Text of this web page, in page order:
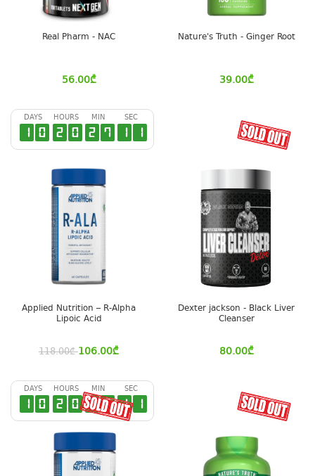
Real Pharm - NAC
56.00₾
Nature's Truth - Ginger Root
39.00₾
DAYS
1 0
HOURS
2 0
MIN
2 7
SEC
1 0
Applied Nutrition – R-Alpha
Lipoic Acid
118.00₾ 106.00₾
Dexter jackson - Black Liver
Cleanser
80.00₾
DAYS
1 0
HOURS
2 0
MIN
2 7
SEC
1 0